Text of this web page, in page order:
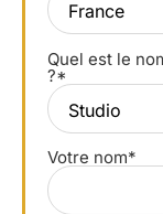
Quel est le
?*
Votre nom*